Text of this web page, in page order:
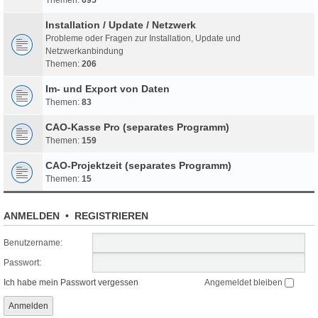
Installation / Update / Netzwerk
Probleme oder Fragen zur Installation, Update und
Netzwerkanbindung
Themen: 206
Im- und Export von Daten
Themen: 83
CAO-Kasse Pro (separates Programm)
Themen: 159
CAO-Projektzeit (separates Programm)
Themen: 15
ANMELDEN • REGISTRIEREN
Benutzername:
Passwort:
Ich habe mein Passwort vergessen
Angemeldet bleiben